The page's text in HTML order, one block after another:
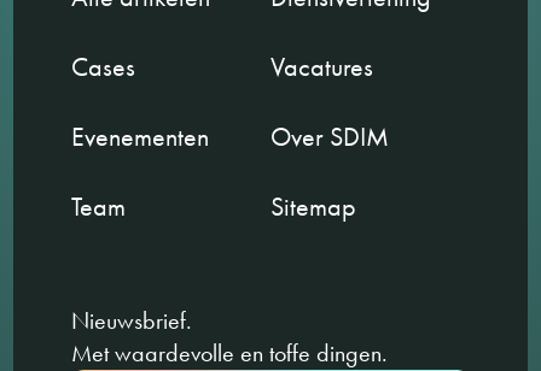
Cases
Vacatures
Evenementen
Over SDIM
Team
Sitemap
Nieuwsbrief.
Met waardevolle en toffe dingen.